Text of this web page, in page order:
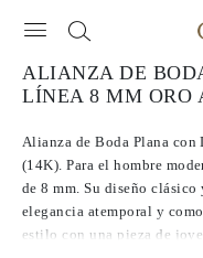
ALIANZA DE
LÍNEA 8 MM ORO
Alianza de Boda Plana
(14K). Para el hombre
de 8 mm. Su diseño
elegancia atemporal y
estilo con una pieza de